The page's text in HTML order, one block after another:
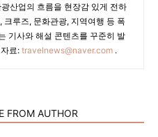
산업의 흐름을 현장감 있게 전하
루즈, 문화관광, 지역여행 등 폭
기사와 해설 콘텐츠를 꾸준히 발
료: travelnews@naver.com.
FROM AUTHOR